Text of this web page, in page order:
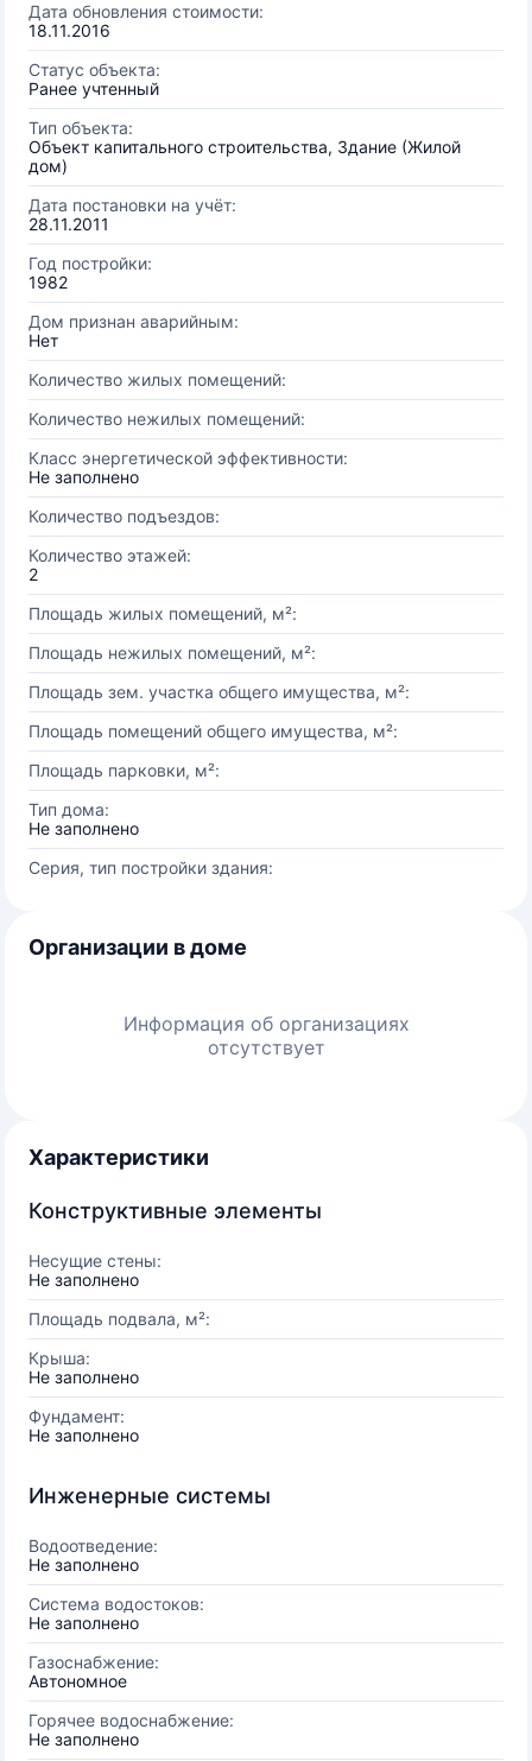
Дата обновления стоимости:
18.11.2016
Статус объекта:
Ранее учтенный
Тип объекта:
Объект капитального строительства, Здание (Жилой
дом)
Дата постановки на учёт:
28.11.2011
Год постройки:
1982
Дом признан аварийным:
Нет
Количество жилых помещений:
Количество нежилых помещений:
Класс энергетической эффективности:
Не заполнено
Количество подъездов:
Количество этажей:
2
Площадь жилых помещений, м²:
Площадь нежилых помещений, м²:
Площадь зем. участка общего имущества, м²:
Площадь помещений общего имущества, м²:
Площадь парковки, м²:
Тип дома:
Не заполнено
Серия, тип постройки здания:
Организации в доме
Информация об организациях
отсутствует
Характеристики
Конструктивные элементы
Несущие стены:
Не заполнено
Площадь подвала, м²:
Крыша:
Не заполнено
Фундамент:
Не заполнено
Инженерные системы
Водоотведение:
Не заполнено
Система водостоков:
Не заполнено
Газоснабжение:
Автономное
Горячее водоснабжение:
Не заполнено